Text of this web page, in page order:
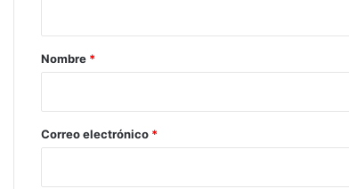
r
*
Nombre *
Correo electrónico *